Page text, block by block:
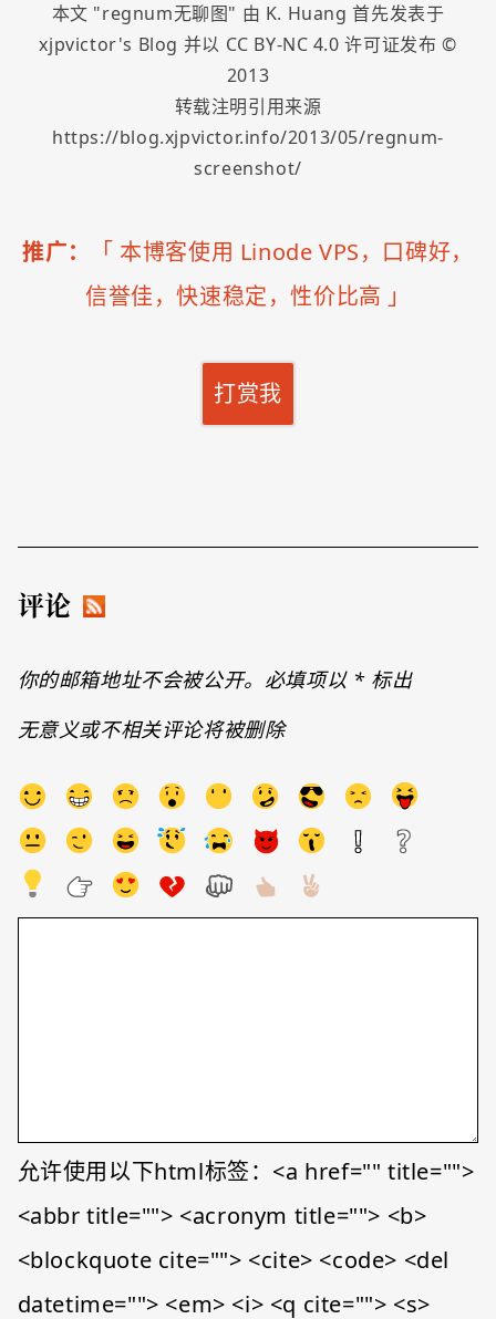
本文 "regnum无聊图" 由 K. Huang 首先发表于
xjpvictor's Blog 并以 CC BY-NC 4.0 许可证发布 ©
2013
转载注明引用来源
https://blog.xjpvictor.info/2013/05/regnum-
screenshot/
推广： 「 本博客使用 Linode VPS，口碑好，
信誉佳，快速稳定，性价比高 」
打赏我
评论
你的邮箱地址不会被公开。必填项以 *标出
无意义或不相关评论将被删除
允许使用以下html标签：<a href="" title="">
<abbr title=""> <acronym title=""> <b>
<blockquote cite=""> <cite> <code> <del
datetime=""> <em> <i> <q cite=""> <s>